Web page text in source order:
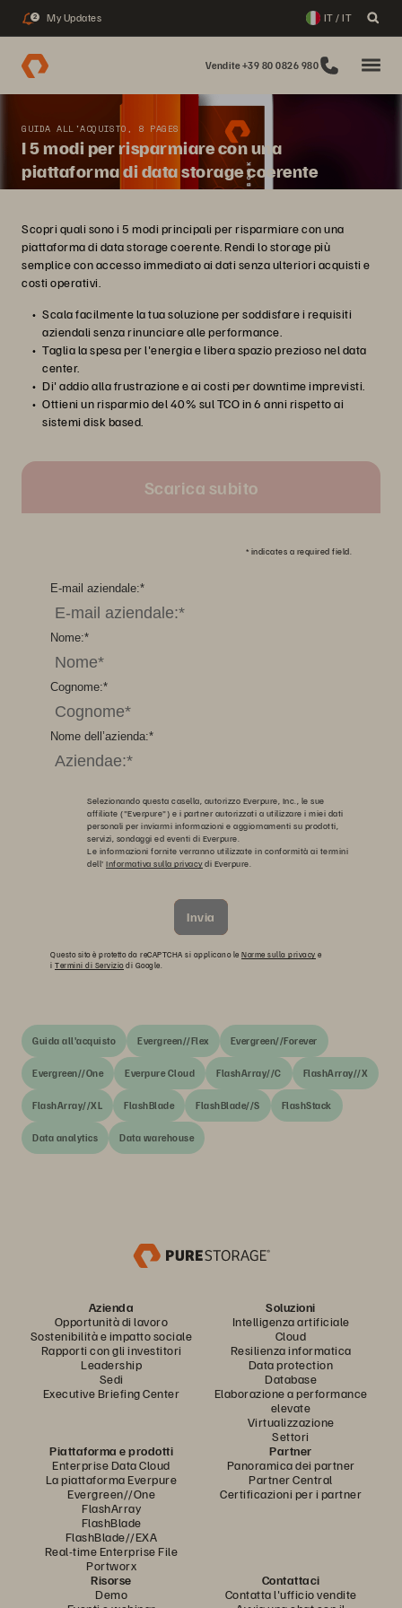
2 My Updates IT / IT
Vendite +39 80 0826 980
GUIDA ALL'ACQUISTO, 8 PAGES
I 5 modi per risparmiare con una
piattaforma di data storage coerente
Scopri quali sono i 5 modi principali per risparmiare con una
piattaforma di data storage coerente. Rendi lo storage più
semplice con accesso immediato ai dati senza ulteriori acquisti e
costi operativi.
Scala facilmente la tua soluzione per soddisfare i requisiti
aziendali senza rinunciare alle performance.
Taglia la spesa per l'energia e libera spazio prezioso nel data
center.
Di' addio alla frustrazione e ai costi per downtime imprevisti.
Ottieni un risparmio del 40% sul TCO in 6 anni rispetto ai
sistemi disk based.
Scarica subito
* indicates a required field.
*
E-mail aziendale:
*
Nome:
*
Cognome:
*
Nome dell’azienda:
Selezionando questa casella, autorizzo Everpure, Inc., le sue
affiliate ("Everpure") e i partner autorizzati a utilizzare i miei dati
personali per inviarmi informazioni e aggiornamenti su prodotti,
servizi, sondaggi ed eventi di Everpure.
Le informazioni fornite verranno utilizzate in conformità ai termini
dell' Informativa sulla privacydi Everpure.
Invia
Questo sito è protetto da reCAPTCHA si applicano le Norme sulla privacy e
i Termini di Serviziodi Google.
Guida all'acquisto Evergreen//Flex Evergreen//Forever
Evergreen//One Everpure Cloud FlashArray//C FlashArray//X
FlashArray//XL FlashBlade FlashBlade//S FlashStack
Data analytics Data warehouse
Azienda
Opportunità di lavoro
Sostenibilità e impatto sociale
Rapporti con gli investitori
Leadership
Sedi
Executive Briefing Center
Soluzioni
Intelligenza artificiale
Cloud
Resilienza informatica
Data protection
Database
Elaborazione a performance
elevate
Virtualizzazione
Settori
Piattaforma e prodotti
Enterprise Data Cloud
La piattaforma Everpure
Evergreen//One
FlashArray
FlashBlade
FlashBlade//EXA
Real-time Enterprise File
Portworx
Partner
Panoramica dei partner
Partner Central
Certificazioni per i partner
Risorse
Demo
Contattaci
Contatta l'ufficio vendite